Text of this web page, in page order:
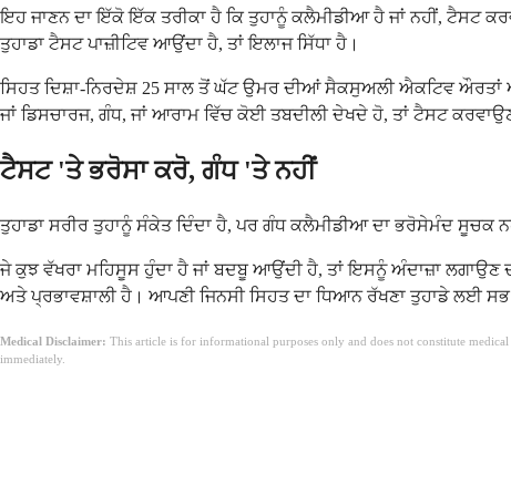
ਇਹ ਜਾਣਨ ਦਾ ਇੱਕੋ ਇੱਕ ਤਰੀਕਾ ਹੈ ਕਿ ਤੁਹਾਨੂੰ ਕਲੈਮੀਡੀਆ ਹੈ ਜਾਂ ਨਹੀਂ, ਟੈਸਟ
ਤੁਹਾਡਾ ਟੈਸਟ ਪਾਜ਼ੀਟਿਵ ਆਉਂਦਾ ਹੈ, ਤਾਂ ਇਲਾਜ ਸਿੱਧਾ ਹੈ।
ਸਿਹਤ ਦਿਸ਼ਾ-ਨਿਰਦੇਸ਼ 25 ਸਾਲ ਤੋਂ ਘੱਟ ਉਮਰ ਦੀਆਂ ਸੈਕਸੁਅਲੀ ਐਕਟਿਵ ਔਰਤਾਂ
ਜਾਂ ਡਿਸਚਾਰਜ, ਗੰਧ, ਜਾਂ ਆਰਾਮ ਵਿੱਚ ਕੋਈ ਤਬਦੀਲੀ ਦੇਖਦੇ ਹੋ, ਤਾਂ ਟੈਸਟ
ਟੈਸਟ 'ਤੇ ਭਰੋਸਾ ਕਰੋ, ਗੰਧ 'ਤੇ ਨਹੀਂ
ਤੁਹਾਡਾ ਸਰੀਰ ਤੁਹਾਨੂੰ ਸੰਕੇਤ ਦਿੰਦਾ ਹੈ, ਪਰ ਗੰਧ ਕਲੈਮੀਡੀਆ ਦਾ ਭਰੋਸੇਮੰਦ ਸੂਚਕ
ਜੇ ਕੁਝ ਵੱਖਰਾ ਮਹਿਸੂਸ ਹੁੰਦਾ ਹੈ ਜਾਂ ਬਦਬੂ ਆਉਂਦੀ ਹੈ, ਤਾਂ ਇਸਨੂੰ ਅੰਦਾਜ਼ਾ
ਅਤੇ ਪ੍ਰਭਾਵਸ਼ਾਲੀ ਹੈ। ਆਪਣੀ ਜਿਨਸੀ ਸਿਹਤ ਦਾ ਧਿਆਨ ਰੱਖਣਾ ਤੁਹਾਡੇ ਲਈ
Medical Disclaimer: This article is for informational purposes only and does not constitute
immediately.